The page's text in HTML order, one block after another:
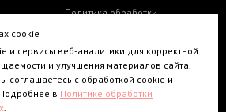
cookie
и сервисы веб-аналитики для корректной
и улучшения материалов сайта.
соглашаетесь с обработкой cookie и
в Политике обработки
.
Политика обработки